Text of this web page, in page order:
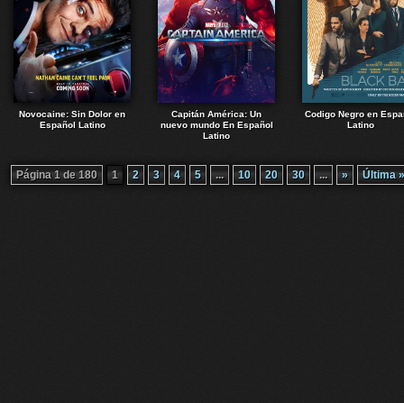
Novocaine: Sin Dolor en
Español Latino
Capitán América: Un
nuevo mundo En Español
Latino
Codigo Negro en
Latino
Página 1 de 180 1 2 3 4 5 ... 10 20 30 ... » Última »